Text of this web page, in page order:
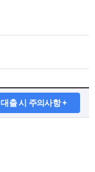
대출 시 주의사항 +